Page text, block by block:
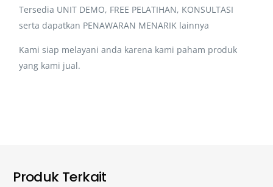
Tersedia UNIT DEMO, FREE PELATIHAN, KONSULTASI
serta dapatkan PENAWARAN MENARIK lainnya
Kami siap melayani anda karena kami paham produk
yang kami jual.
Produk Terkait